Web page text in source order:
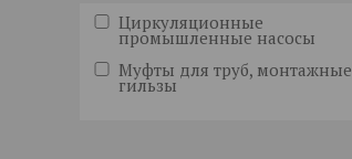
Циркуляционные
промышленные насосы
Муфты для труб, монтажные
гильзы